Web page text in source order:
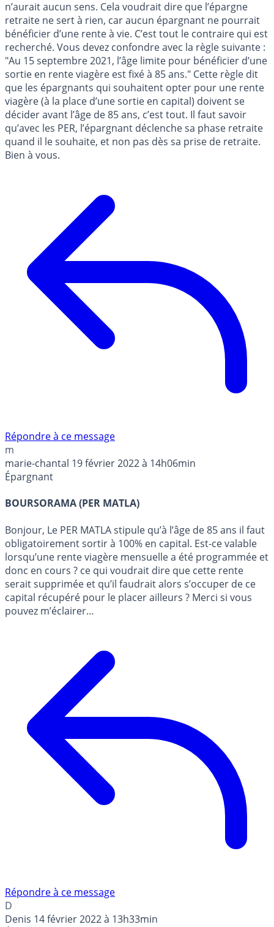
n’aurait aucun sens. Cela voudrait dire que l’épargne
retraite ne sert à rien, car aucun épargnant ne pourrait
bénéficier d’une rente à vie. C’est tout le contraire qui est
recherché. Vous devez confondre avec la règle suivante :
"Au 15 septembre 2021, l’âge limite pour bénéficier d’une
sortie en rente viagère est fixé à 85 ans." Cette règle dit
que les épargnants qui souhaitent opter pour une rente
viagère (à la place d’une sortie en capital) doivent se
décider avant l’âge de 85 ans, c’est tout. Il faut savoir
qu’avec les PER, l’épargnant déclenche sa phase retraite
quand il le souhaite, et non pas dès sa prise de retraite.
Bien à vous.
Répondre à ce message
m
marie-chantal 19 février 2022 à 14h06min
Épargnant
BOURSORAMA (PER MATLA)
Bonjour, Le PER MATLA stipule qu’à l’âge de 85 ans il faut
obligatoirement sortir à 100% en capital. Est-ce valable
lorsqu’une rente viagère mensuelle a été programmée et
donc en cours ? ce qui voudrait dire que cette rente
serait supprimée et qu’il faudrait alors s’occuper de ce
capital récupéré pour le placer ailleurs ? Merci si vous
pouvez m’éclairer…
Répondre à ce message
D
Denis 14 février 2022 à 13h33min